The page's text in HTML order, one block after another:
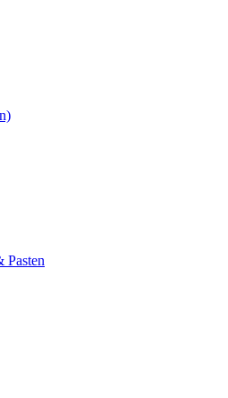
Pasten